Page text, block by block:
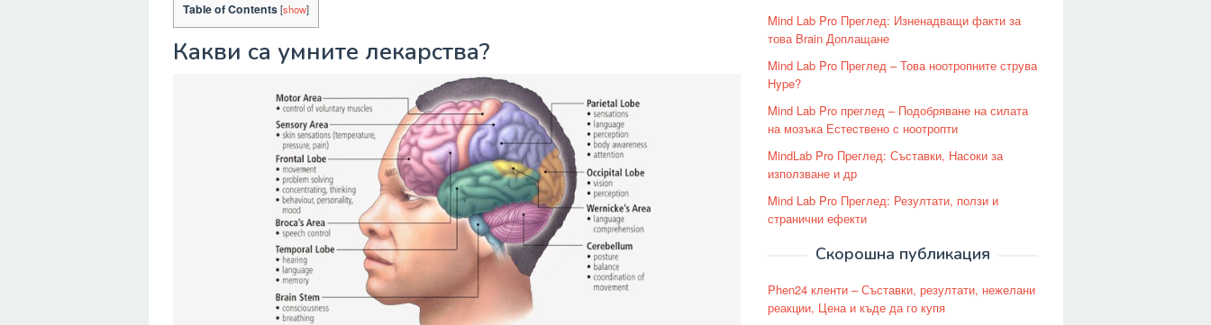
Table of Contents[show]
Какви са умните лекарства?
Mind Lab Pro Преглед: Изненадващи факти за
това Brain Доплащане
Mind Lab Pro Преглед – Това ноотропните струва
Hype?
Mind Lab Pro преглед – Подобряване на силата
на мозъка Естествено с ноотропти
MindLab Pro Преглед: Съставки, Насоки за
използване и др
Mind Lab Pro Преглед: Резултати, ползи и
странични ефекти
Скорошна публикация
Phen24 кленти – Съставки, резултати, нежелани
реакции, Цена и къде да го купя